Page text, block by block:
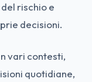
rischio e
decisioni.
vari contesti,
quotidiane,